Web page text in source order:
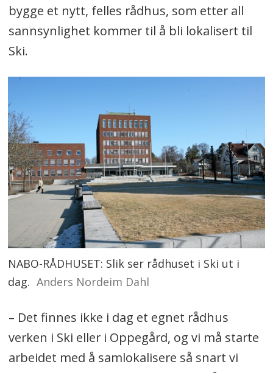
bygge et nytt, felles rådhus, som etter all
sannsynlighet kommer til å bli lokalisert til
Ski.
NABO-RÅDHUSET: Slik ser rådhuset i Ski ut i
dag. Anders Nordeim Dahl
– Det finnes ikke i dag et egnet rådhus
verken i Ski eller i Oppegård, og vi må starte
arbeidet med å samlokalisere så snart vi